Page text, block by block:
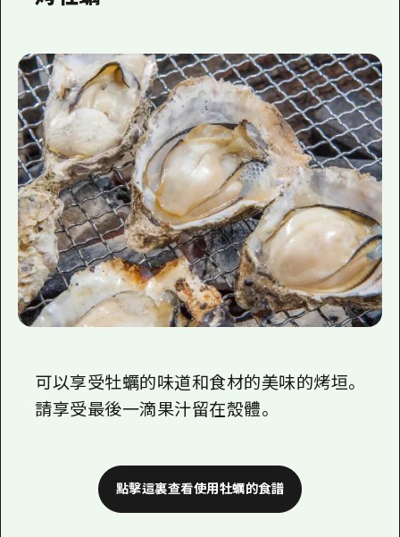
可以享受牡蠣的味道和食材的美味的烤垣。
請享受最後一滴果汁留在殼體。
點擊這裏查看使用牡蠣的食譜